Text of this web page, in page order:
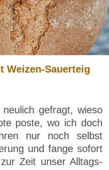
Weizen-Sauerteig
gefragt, wieso
poste, wo ich doch
nur noch selbst
und fange sofort
Zeit unser Alltags-